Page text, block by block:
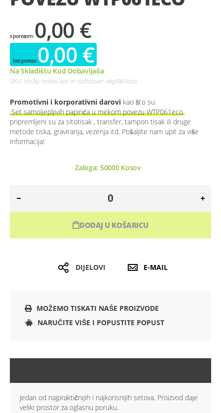
0,00 €
0,00 €
Na Skladištu Kod Dobavljača
SKU sticky-notes-set-in-softcover-wtp061eco
Promotivni i korporativni darovi kao što su
Set samoljepljivih papirića u mekom povezu WTP061eco
pripremljeni su za sitotisak , transfer, tampon tisak ili druge
metode tiska, graviranja, vezenja itd. Pošaljite nam upit za više
informacija!
Zaloga: 50000Kosov
DODAJ U KOŠARICU
DIJELOVI E-MAIL
MOŽEMO TISKATI NAŠE PROIZVODE
NARUČITE VIŠE I POPUSTITE POPUST
Jedan od najpraktičnijih i najkorisnijih setova. Proizvod daje
veliki prostor za oglasnu poruku.